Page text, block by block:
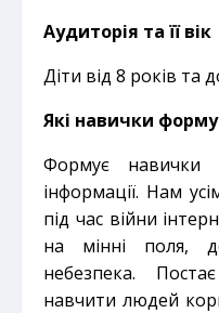
Аудиторія та її вік
Діти від 8 років та
Які навички
Формує навички
інформації. Нам
під час війни
на мінні поля,
небезпека.
навчити людей